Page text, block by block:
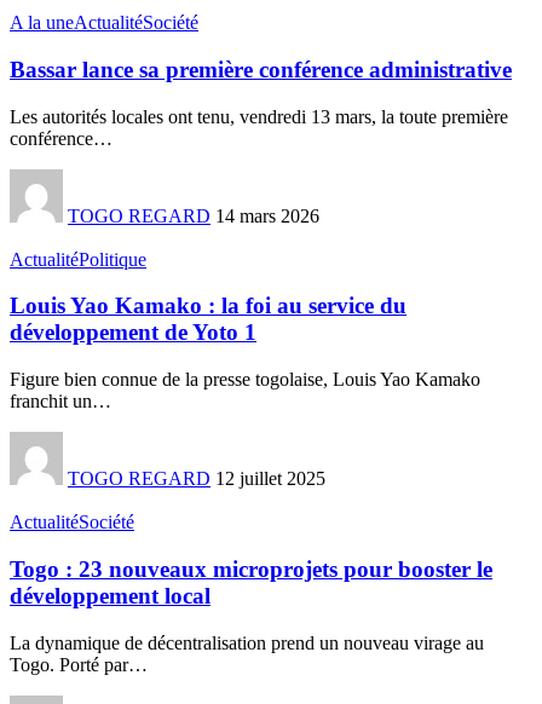
A la uneActualitéSociété
Bassar lance sa première conférence administrative
Les autorités locales ont tenu, vendredi 13 mars, la toute première
conférence…
TOGO REGARD 14 mars 2026
ActualitéPolitique
Louis Yao Kamako : la foi au service du
développement de Yoto 1
Figure bien connue de la presse togolaise, Louis Yao Kamako
franchit un…
TOGO REGARD 12 juillet 2025
ActualitéSociété
Togo : 23 nouveaux microprojets pour booster le
développement local
La dynamique de décentralisation prend un nouveau virage au
Togo. Porté par…